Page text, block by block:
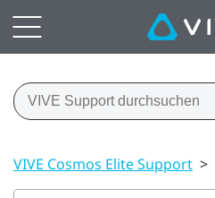
VIVE Cosmos Elite Support >